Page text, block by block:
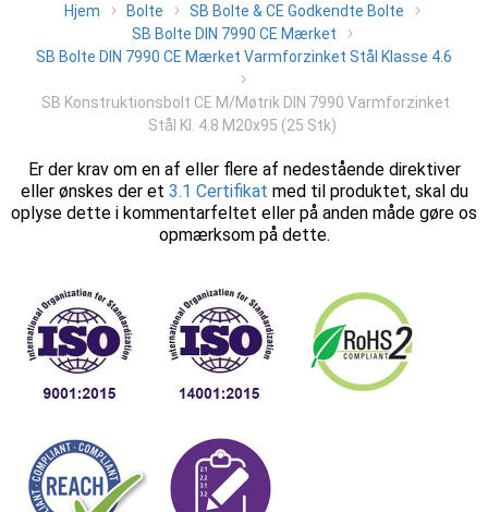
Hjem Bolte
SB Bolte & CE Godkendte Bolte
SB Bolte DIN 7990 CE Mærket
SB Bolte DIN 7990 CE Mærket Varmforzinket Stål Klasse 4.6
SB Konstruktionsbolt CE M/Møtrik DIN 7990 Varmforzinket
Stål Kl. 4.8 M20x95 (25 Stk)
Er der krav om en af eller flere af nedestående direktiver
eller ønskes der et 3.1 Certifikat med til produktet, skal du
oplyse dette i kommentarfeltet eller på anden måde gøre os
opmærksom på dette.